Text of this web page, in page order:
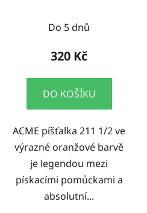
Do 5 dnů
320 Kč
DO KOŠÍKU
ACME píšťalka 211 1/2 ve
výrazné oranžové barvě
je legendou mezi
pískacími pomůckami a
absolutní...